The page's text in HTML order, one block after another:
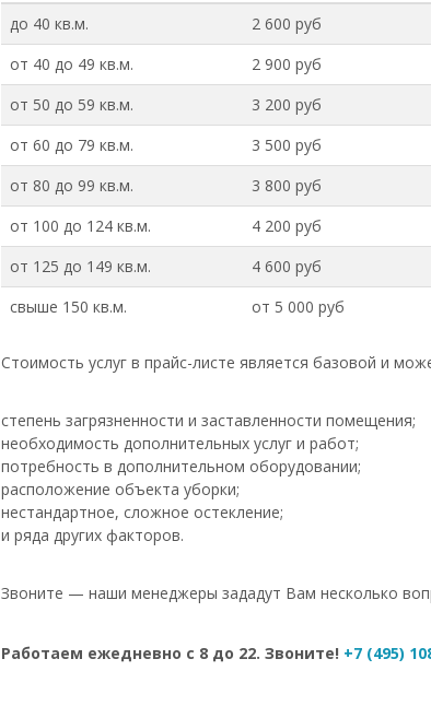
до 40 кв.м.
2 600 руб
от 40 до 49 кв.м.
2 900 руб
от 50 до 59 кв.м.
3 200 руб
от 60 до 79 кв.м.
3 500 руб
от 80 до 99 кв.м.
3 800 руб
от 100 до 124 кв.м.
4 200 руб
от 125 до 149 кв.м.
4 600 руб
свыше 150 кв.м.
от 5 000 руб
Стоимость услуг в прайс-листе является базовой и
степень загрязненности и заставленности помещения;
необходимость дополнительных услуг и работ;
потребность в дополнительном оборудовании;
расположение объекта уборки;
нестандартное, сложное остекление;
и ряда других факторов.
Звоните — наши менеджеры зададут Вам несколько
Работаем ежедневно с 8 до 22. Звоните! +7 (495)